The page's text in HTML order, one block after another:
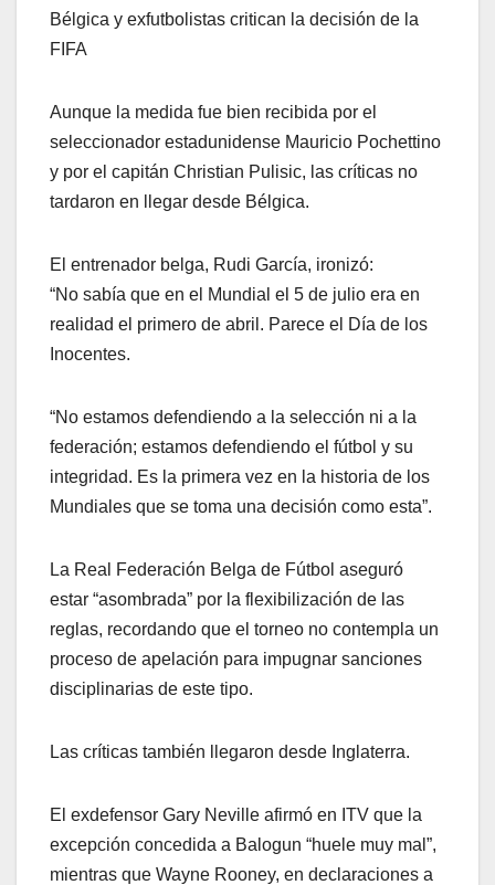
Bélgica y exfutbolistas critican la decisión de la
FIFA
Aunque la medida fue bien recibida por el
seleccionador estadunidense Mauricio Pochettino
y por el capitán Christian Pulisic, las críticas no
tardaron en llegar desde Bélgica.
El entrenador belga, Rudi García, ironizó:
“No sabía que en el Mundial el 5 de julio era en
realidad el primero de abril. Parece el Día de los
Inocentes.
“No estamos defendiendo a la selección ni a la
federación; estamos defendiendo el fútbol y su
integridad. Es la primera vez en la historia de los
Mundiales que se toma una decisión como esta”.
La Real Federación Belga de Fútbol aseguró
estar “asombrada” por la flexibilización de las
reglas, recordando que el torneo no contempla un
proceso de apelación para impugnar sanciones
disciplinarias de este tipo.
Las críticas también llegaron desde Inglaterra.
El exdefensor Gary Neville afirmó en ITV que la
excepción concedida a Balogun “huele muy mal”,
mientras que Wayne Rooney, en declaraciones a